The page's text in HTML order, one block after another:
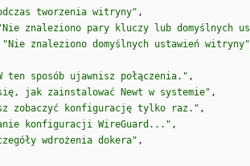
tworzenia witryny" ,
znaleziono pary kluczy lub domyślnych
"Nie znaleziono domyślnych ustawień witryny"
ten sposób ujawnisz połączenia." ,
jak zainstalować Newt w systemie" ,
zobaczyć konfigurację tylko raz." ,
konfiguracji WireGuard..." ,
wdrożenia dokera" ,